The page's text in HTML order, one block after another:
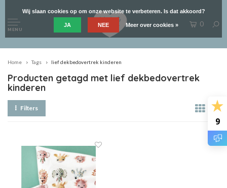
9
MENU
0
Home Tags lief dekbedovertrek kinderen
Producten getagd met lief dekbedovertrek
kinderen
Filters
Wij slaan cookies op om onze website te verbeteren. Is dat akkoord?
JA NEE Meer over cookies »